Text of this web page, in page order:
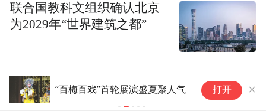
“百梅百戏”首轮展演盛夏聚人气 打开
联合国教科文组织确认北京
为2029年“世界建筑之都”